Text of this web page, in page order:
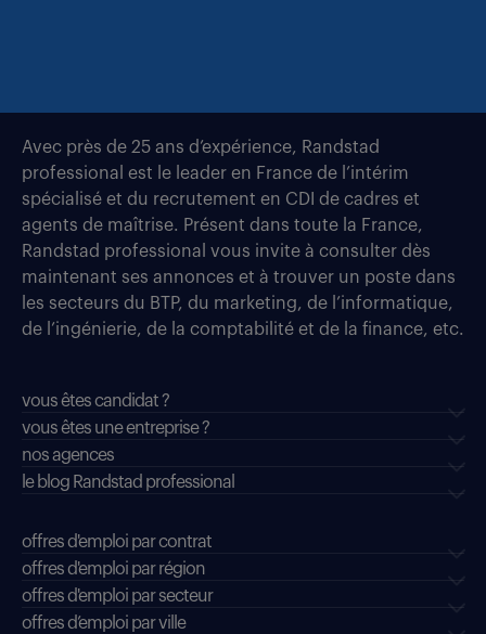
Avec près de 25 ans d’expérience, Randstad
professional est le leader en France de l’intérim
spécialisé et du recrutement en CDI de cadres et
agents de maîtrise. Présent dans toute la France,
Randstad professional vous invite à consulter dès
maintenant ses annonces et à trouver un poste dans
les secteurs du BTP, du marketing, de l’informatique,
de l’ingénierie, de la comptabilité et de la finance, etc.
vous êtes candidat ?
vous êtes une entreprise ?
nos agences
le blog Randstad professional
offres d'emploi par contrat
offres d'emploi par région
offres d'emploi par secteur
offres d’emploi par ville